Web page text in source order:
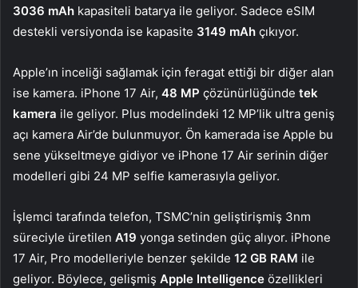
3036 mAh kapasiteli batarya ile geliyor. Sadece eSIM
destekli versiyonda ise kapasite 3149 mAh çıkıyor.
Apple’ın inceliği sağlamak için feragat ettiği bir diğer alan
ise kamera. iPhone 17 Air, 48 MP çözünürlüğünde tek
kamera ile geliyor. Plus modelindeki 12 MP’lik ultra geniş
açı kamera Air’de bulunmuyor. Ön kamerada ise Apple bu
sene yükseltmeye gidiyor ve iPhone 17 Air serinin diğer
modelleri gibi 24 MP selfie kamerasıyla geliyor.
İşlemci tarafında telefon, TSMC’nin geliştirişmiş 3nm
süreciyle üretilen A19 yonga setinden güç alıyor. iPhone
17 Air, Pro modelleriyle benzer şekilde 12 GB RAM ile
geliyor. Böylece, gelişmiş Apple Intelligence özellikleri